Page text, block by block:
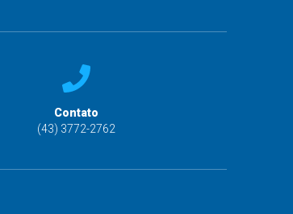
Contato
(43) 3772-2762